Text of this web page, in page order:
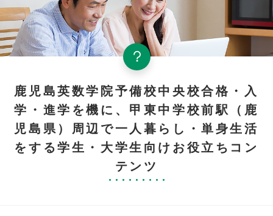
鹿児島英数学院予備校中央校合格・入
学・進学を機に、甲東中学校前駅（鹿
児島県）周辺で一人暮らし・単身生活
をする学生・大学生向けお役立ちコン
テンツ